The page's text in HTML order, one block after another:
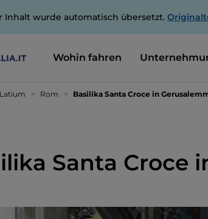
Inhalt wurde automatisch übersetzt.
Wohin fahren
Latium Rom Basilika Santa Croce in
Santa Croce